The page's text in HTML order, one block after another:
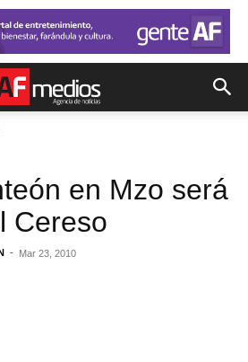
en Mzo será
Cereso
- Mar 23, 2010